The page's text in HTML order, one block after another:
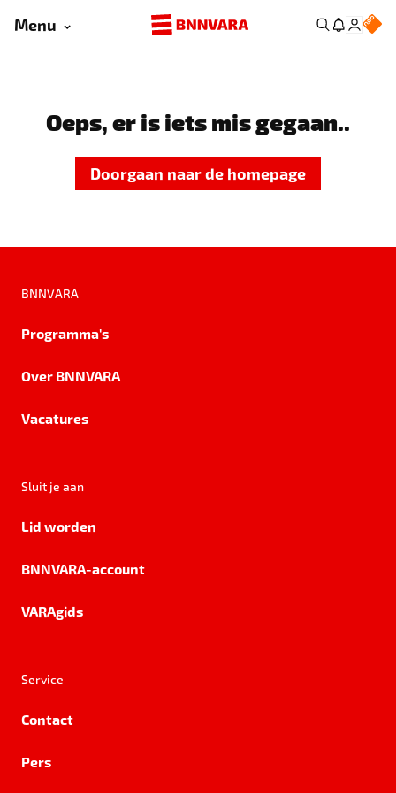
Menu
Oeps, er is iets mis gegaan..
Doorgaan naar de homepage
BNNVARA
Programma's
Over BNNVARA
Vacatures
Sluit je aan
Lid worden
BNNVARA-account
VARAgids
Service
Contact
Pers